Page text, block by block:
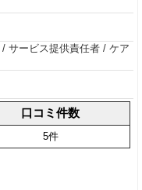
/サービス提供責任者 /ケア
口コミ件数
5件